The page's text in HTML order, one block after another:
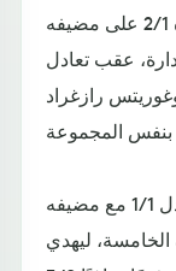
الثالثة على أفضل وجه، عقب فوزه 2/1 على مضيفه
عقب تعادل
رازغراد
وسقط ليون الفرنسي في فخ التعادل 1/1 مع مضيفه
ليهدي